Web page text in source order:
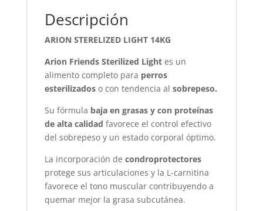
Descripción
ARION STERELIZED LIGHT 14KG
Arion Friends Sterilized Light es un
alimento completo para perros
esterilizadoso con tendencia al sobrepeso.
Su fórmula baja en grasas y con proteínas
de alta calidad favorece el control efectivo
del sobrepeso y un estado corporal óptimo.
La incorporación de condroprotectores
protege sus articulaciones y la L-carnitina
favorece el tono muscular contribuyendo a
quemar mejor la grasa subcutánea.